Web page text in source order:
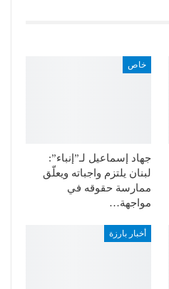
خاص
جهاد إسماعيل لـ”إنباء”:
لبنان يلتزم واجباته ويعلّق
ممارسة حقوقه في
مواجهة…
أخبار بارزة